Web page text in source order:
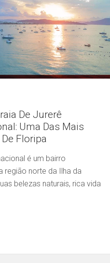
De Jurerê
Uma Das Mais
Floripa
é um bairro
região norte da Ilha da
belezas naturais, rica vida